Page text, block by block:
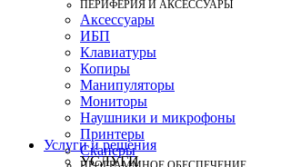
ПЕРИФЕРИЯ И АКСЕССУАРЫ
Аксессуары
ИБП
Клавиатуры
Копиры
Манипуляторы
Мониторы
Наушники и микрофоны
Принтеры
Сканеры
Услуги и решения
УСЛУГИ